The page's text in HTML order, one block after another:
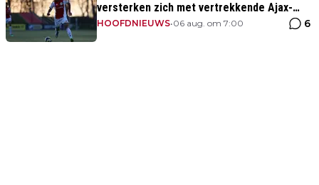
versterken zich met vertrekkende Ajax-
talenten
HOOFDNIEUWS•06 aug. om 7:00 6